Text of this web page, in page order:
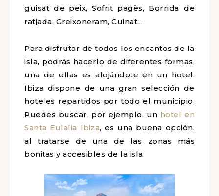
guisat de peix, Sofrit pagès, Borrida de
ratjada, Greixoneram, Cuinat…
Para disfrutar de todos los encantos de la
isla, podrás hacerlo de diferentes formas,
una de ellas es alojándote en un hotel.
Ibiza dispone de una gran selección de
hoteles repartidos por todo el municipio.
Puedes buscar, por ejemplo, un hotel en
Santa Eulalia Ibiza, es una buena opción,
al tratarse de una de las zonas más
bonitas y accesibles de la isla.